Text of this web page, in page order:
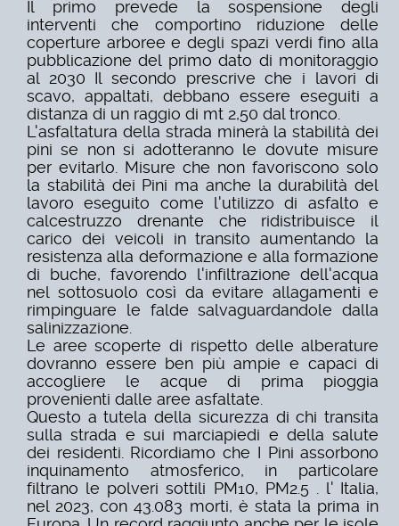
Il primo prevede la sospensione degli
interventi che comportino riduzione delle
coperture arboree e degli spazi verdi fino alla
pubblicazione del primo dato di monitoraggio
al 2030 Il secondo prescrive che i lavori di
scavo, appaltati, debbano essere eseguiti a
distanza di un raggio di mt 2,50 dal tronco.
L'asfaltatura della strada minerà la stabilità dei
pini se non si adotteranno le dovute misure
per evitarlo. Misure che non favoriscono solo
la stabilità dei Pini ma anche la durabilità del
lavoro eseguito come l'utilizzo di asfalto e
calcestruzzo drenante che ridistribuisce il
carico dei veicoli in transito aumentando la
resistenza alla deformazione e alla formazione
di buche, favorendo l'infiltrazione dell'acqua
nel sottosuolo così da evitare allagamenti e
rimpinguare le falde salvaguardandole dalla
salinizzazione.
Le aree scoperte di rispetto delle alberature
dovranno essere ben più ampie e capaci di
accogliere le acque di prima pioggia
provenienti dalle aree asfaltate.
Questo a tutela della sicurezza di chi transita
sulla strada e sui marciapiedi e della salute
dei residenti. Ricordiamo che I Pini assorbono
inquinamento atmosferico, in particolare
filtrano le polveri sottili PM10, PM2.5 . l' Italia,
nel 2023, con 43.083 morti, è stata la prima in